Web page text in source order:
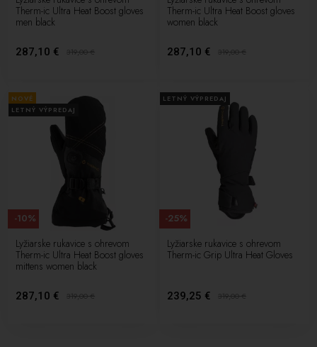
Therm-ic Ultra Heat Boost gloves
men black
287,10 € 319,00€
Therm-ic Ultra Heat Boost gloves
women black
287,10 € 319,00€
NOVÉ
LETNÝ VÝPREDAJ
Lyžiarske rukavice s ohrevom
Therm-ic Ultra Heat Boost gloves
mittens women black
287,10 € 319,00€
-10%
LETNÝ VÝPREDAJ
Lyžiarske rukavice s ohrevom
Therm-ic Grip Ultra Heat Gloves
239,25 € 319,00€
-25%